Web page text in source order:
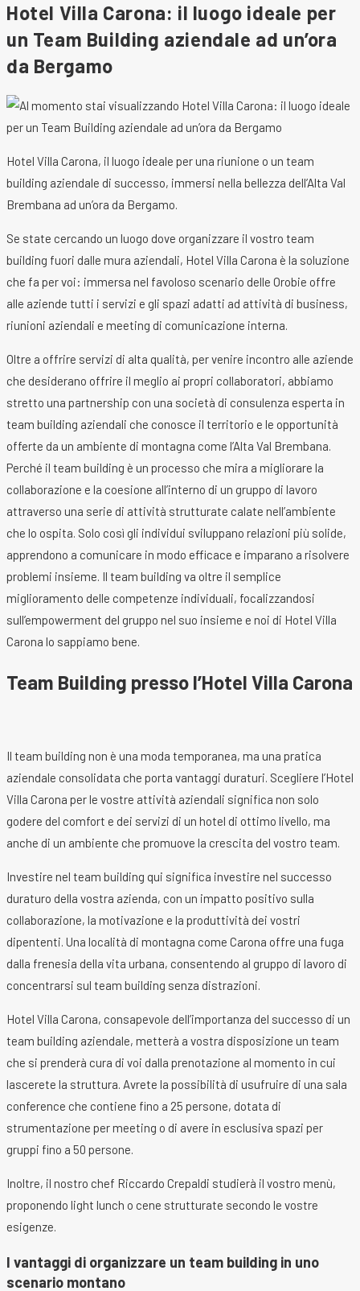
Hotel Villa Carona: il luogo ideale per
un Team Building aziendale ad un’ora
da Bergamo
Hotel Villa Carona, il luogo ideale per una riunione o un team
building aziendale di successo, immersi nella bellezza dell’Alta Val
Brembana ad un’ora da Bergamo.
Se state cercando un luogo dove organizzare il vostro team
building fuori dalle mura aziendali, Hotel Villa Carona è la soluzione
che fa per voi: immersa nel favoloso scenario delle Orobie offre
alle aziende tutti i servizi e gli spazi adatti ad attività di business,
riunioni aziendali e meeting di comunicazione interna.
Oltre a offrire servizi di alta qualità, per venire incontro alle aziende
che desiderano offrire il meglio ai propri collaboratori, abbiamo
stretto una partnership con una società di consulenza esperta in
team building aziendali che conosce il territorio e le opportunità
offerte da un ambiente di montagna come l’Alta Val Brembana.
Perché il team building è un processo che mira a migliorare la
collaborazione e la coesione all’interno di un gruppo di lavoro
attraverso una serie di attività strutturate calate nell’ambiente
che lo ospita. Solo così gli individui sviluppano relazioni più solide,
apprendono a comunicare in modo efficace e imparano a risolvere
problemi insieme. Il team building va oltre il semplice
miglioramento delle competenze individuali, focalizzandosi
sull’empowerment del gruppo nel suo insieme e noi di Hotel Villa
Carona lo sappiamo bene.
Team Building presso l’Hotel Villa Carona
Il team building non è una moda temporanea, ma una pratica
aziendale consolidata che porta vantaggi duraturi. Scegliere l’Hotel
Villa Carona per le vostre attività aziendali significa non solo
godere del comfort e dei servizi di un hotel di ottimo livello, ma
anche di un ambiente che promuove la crescita del vostro team.
Investire nel team building qui significa investire nel successo
duraturo della vostra azienda, con un impatto positivo sulla
collaborazione, la motivazione e la produttività dei vostri
dipententi. Una località di montagna come Carona offre una fuga
dalla frenesia della vita urbana, consentendo al gruppo di lavoro di
concentrarsi sul team building senza distrazioni.
Hotel Villa Carona, consapevole dell’importanza del successo di un
team building aziendale, metterà a vostra disposizione un team
che si prenderà cura di voi dalla prenotazione al momento in cui
lascerete la struttura. Avrete la possibilità di usufruire di una sala
conference che contiene fino a 25 persone, dotata di
strumentazione per meeting o di avere in esclusiva spazi per
gruppi fino a 50 persone.
Inoltre, il nostro chef Riccardo Crepaldi studierà il vostro menù,
proponendo light lunch o cene strutturate secondo le vostre
esigenze.
I vantaggi di organizzare un team building in uno
scenario montano